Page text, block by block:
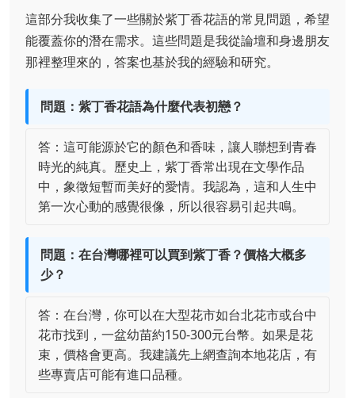
這部分我收集了一些關於紫丁香花語的常見問題，希望
能覆蓋你的潛在需求。這些問題是我從論壇和身邊朋友
那裡整理來的，答案也基於我的經驗和研究。
問題：紫丁香花語為什麼代表初戀？
答：這可能源於它的顏色和香味，讓人聯想到青春
時光的純真。歷史上，紫丁香常出現在文學作品
中，象徵短暫而美好的愛情。我認為，這和人生中
第一次心動的感覺很像，所以很容易引起共鳴。
問題：在台灣哪裡可以買到紫丁香？價格大概多
少？
答：在台灣，你可以在大型花市如台北花市或台中
花市找到，一盆幼苗約150-300元台幣。如果是花
束，價格會更高。我建議先上網查詢本地花店，有
些專賣店可能有進口品種。